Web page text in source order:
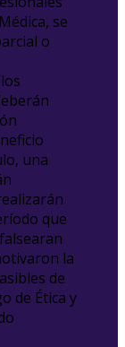
se
o
una
que
la
de
de Ética y